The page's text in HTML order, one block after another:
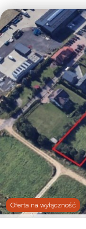
Oferta na wyłączność